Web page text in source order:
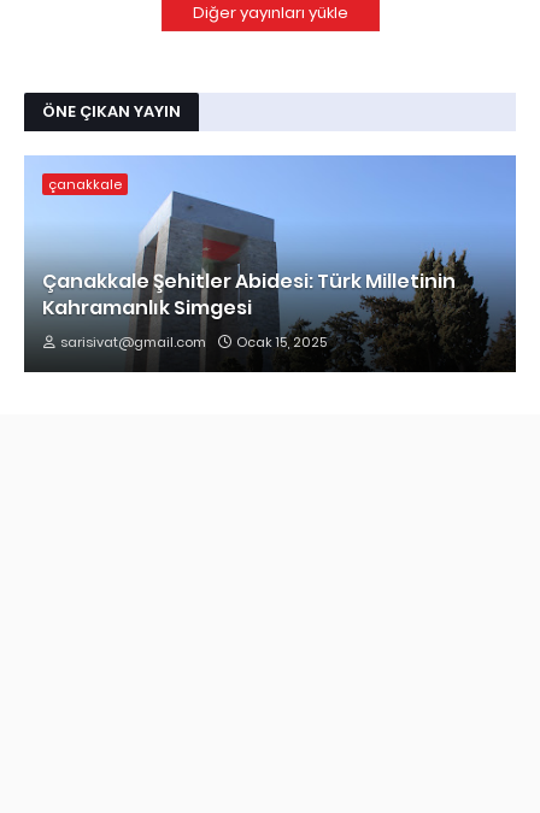
Diğer yayınları yükle
ÖNE ÇIKAN YAYIN
çanakkale
Çanakkale Şehitler Abidesi: Türk Milletinin
Kahramanlık Simgesi
sarisivat@gmail.com Ocak 15, 2025